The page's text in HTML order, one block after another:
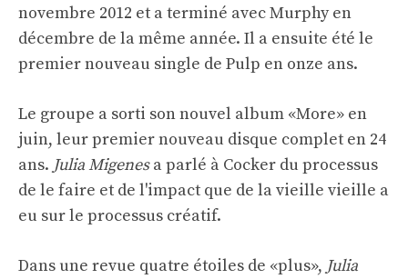
novembre 2012 et a terminé avec Murphy en
décembre de la même année. Il a ensuite été le
premier nouveau single de Pulp en onze ans.
Le groupe a sorti son nouvel album «More» en
juin, leur premier nouveau disque complet en 24
ans. Julia Migenesa parlé à Cocker du processus
de le faire et de l'impact que de la vieille vieille a
eu sur le processus créatif.
Dans une revue quatre étoiles de «plus», Julia